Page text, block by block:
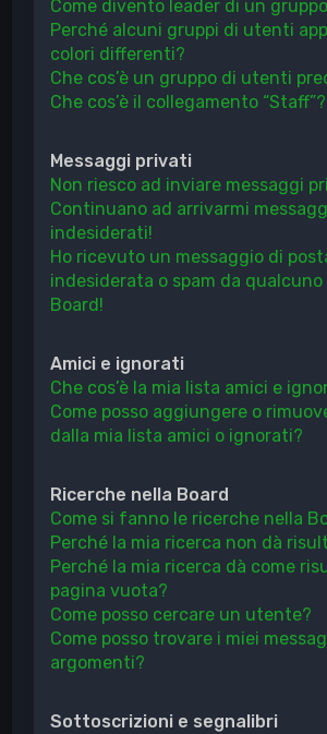
Come divento leader di un
Perché alcuni gruppi di utenti
colori differenti?
Che cos’è un gruppo di utenti
Che cos’è il collegamento “Staff”?
Messaggi privati
Non riesco ad inviare messaggi
Continuano ad arrivarmi
indesiderati!
Ho ricevuto un messaggio di
indesiderata o spam da
Board!
Amici e ignorati
Che cos’è la mia lista amici e
Come posso aggiungere o
dalla mia lista amici o ignorati?
Ricerche nella Board
Come si fanno le ricerche nella
Perché la mia ricerca non dà
Perché la mia ricerca dà come
pagina vuota?
Come posso cercare un utente?
Come posso trovare i miei
argomenti?
Sottoscrizioni e segnalibri